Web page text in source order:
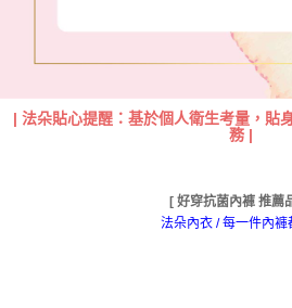
| 法朵貼心提醒：基於個人衛生考量，貼
務 |
[ 好穿抗菌內褲 推薦
法朵內衣 / 每一件內褲